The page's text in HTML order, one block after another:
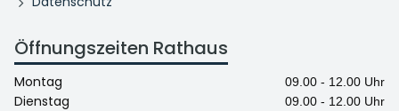
Öffnungszeiten Rathaus
Montag 09.00 - 12.00 Uhr
Dienstag
09.00 - 12.00 Uhr